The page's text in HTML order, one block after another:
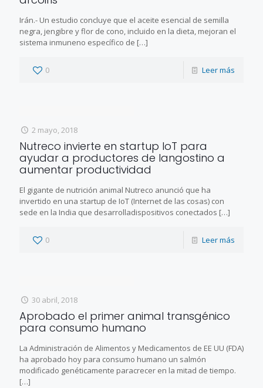
Irán.- Un estudio concluye que el aceite esencial de semilla
negra, jengibre y flor de cono, incluido en la dieta, mejoran el
sistema inmuneno específico de […]
0 Leer más
2 mayo, 2018
Nutreco invierte en startup IoT para
ayudar a productores de langostino a
aumentar productividad
El gigante de nutrición animal Nutreco anunció que ha
invertido en una startup de IoT (Internet de las cosas) con
sede en la India que desarrolladispositivos conectados […]
0 Leer más
30 abril, 2018
Aprobado el primer animal transgénico
para consumo humano
La Administración de Alimentos y Medicamentos de EE UU (FDA)
ha aprobado hoy para consumo humano un salmón
modificado genéticamente paracrecer en la mitad de tiempo.
[…]